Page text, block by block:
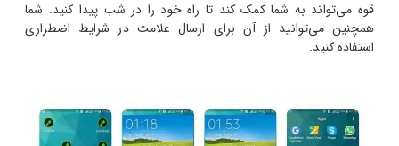
قوه می‌تواند به شما کمک کند تا راه خود را در شب پیدا کنید. شما
همچنین می‌توانید از آن برای ارسال علامت در شرایط اضطراری
استفاده کنید.